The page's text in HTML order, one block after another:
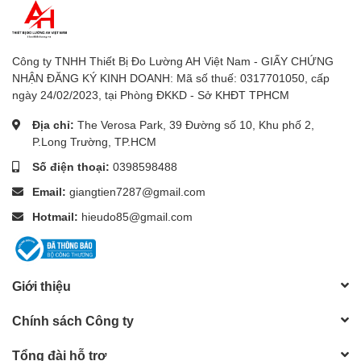
Công ty TNHH Thiết Bị Đo Lường AH Việt Nam - GIẤY CHỨNG
NHẬN ĐĂNG KÝ KINH DOANH: Mã số thuế: 0317701050, cấp
ngày 24/02/2023, tại Phòng ĐKKD - Sở KHĐT TPHCM
Địa chỉ: The Verosa Park, 39 Đường số 10, Khu phố 2,
P.Long Trường, TP.HCM
Số điện thoại: 0398598488
Email: giangtien7287@gmail.com
Hotmail: hieudo85@gmail.com
Giới thiệu
Chính sách Công ty
Tổng đài hỗ trợ